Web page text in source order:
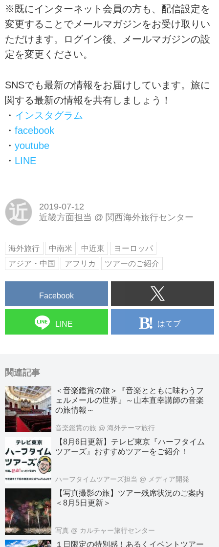
※既にインターネット会員の方も、配信設定を
変更することでメールマガジンをお受け取りい
ただけます。ログイン後、メールマガジンの設
定を変更ください。
SNSでも最新の情報をお届けしています。旅に
関する最新の情報を共有しましょう！
・ インスタグラム
・ facebook
・ youtube
・ LINE
近
2019-07-12
近畿方面担当 @ 関西海外旅行センター
海外旅行 中南米 中近東
ヨーロッパ
アジア・中国
アフリカ ツアーのご紹介
Facebook
LINE はてブ
関連記事
＜音楽鑑賞の旅＞『音楽とともに味わうフ
ェルメールの世界』～山本直幸講師の音楽
の旅情報～
音楽鑑賞の旅 @ 海外テーマ旅行
【8月6日更新】テレビ東京『ハーフタイム
ツアーズ』おすすめツアーをご紹介！
ハーフタイムツアーズ担当 @ メディア開発
【写真撮影の旅】ツアー残席状況のご案内
＜8月5日更新＞
写真 @ カルチャー旅行センター
１日限定の特別感！あるくイベントツアー